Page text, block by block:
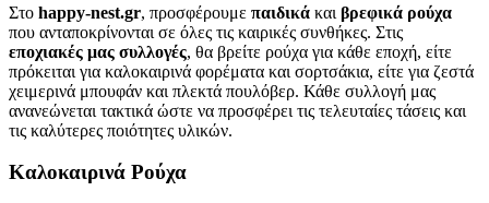
Στο happy-nest.gr, προσφέρουμε παιδικά και βρεφικά ρούχα
που ανταποκρίνονται σε όλες τις καιρικές συνθήκες. Στις
εποχιακές μας συλλογές, θα βρείτε ρούχα για κάθε εποχή, είτε
πρόκειται για καλοκαιρινά φορέματα και σορτσάκια, είτε για ζεστά
χειμερινά μπουφάν και πλεκτά πουλόβερ. Κάθε συλλογή μας
ανανεώνεται τακτικά ώστε να προσφέρει τις τελευταίες τάσεις και
τις καλύτερες ποιότητες υλικών.
Καλοκαιρινά Ρούχα